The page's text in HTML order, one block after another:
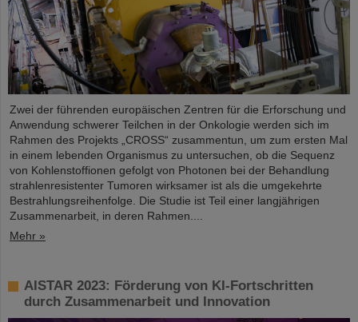
Zwei der führenden europäischen Zentren für die Erforschung und
Anwendung schwerer Teilchen in der Onkologie werden sich im
Rahmen des Projekts „CROSS“ zusammentun, um zum ersten Mal
in einem lebenden Organismus zu untersuchen, ob die Sequenz
von Kohlenstoffionen gefolgt von Photonen bei der Behandlung
strahlenresistenter Tumoren wirksamer ist als die umgekehrte
Bestrahlungsreihenfolge. Die Studie ist Teil einer langjährigen
Zusammenarbeit, in deren Rahmen....
Mehr »
AISTAR 2023: Förderung von KI-Fortschritten
durch Zusammenarbeit und Innovation